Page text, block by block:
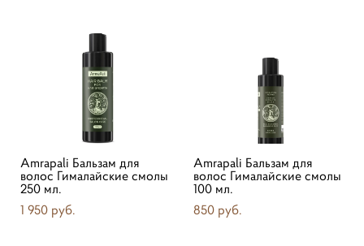
Amrapali Бальзам для
волос Гималайские смолы
250 мл.
1 950 pуб.
Amrapali Бальзам для
волос Гималайские смолы
100 мл.
850 pуб.